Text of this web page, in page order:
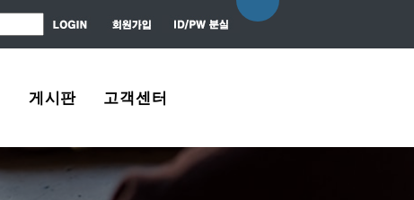
게시판
자유게시판
고객센터
About Us